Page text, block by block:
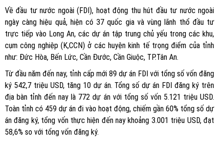
Về đầu tư nước ngoài (FDI), hoạt động thu hút đầu tư nước ngoài
ngày càng hiệu quả, hiện có 37 quốc gia và vùng lãnh thổ đầu tư
trực tiếp vào Long An, các dự án tập trung chủ yếu trong các khu,
cụm công nghiệp (K,CCN) ở các huyện kinh tế trọng điểm của tỉnh
như: Đức Hòa, Bến Lức, Cần Đước, Cần Giuộc, TP.Tân An.
Từ đầu năm đến nay, tỉnh cấp mới 89 dự án FDI với tổng số vốn đăng
ký 542,7 triệu USD, tăng 10 dự án. Tổng số dự án FDI đăng ký trên
địa bàn tỉnh đến nay là 772 dự án với tổng số vốn 5.121 triệu USD.
Toàn tỉnh có 459 dự án đi vào hoạt động, chiếm gần 60% tổng số dự
án đăng ký, tổng vốn thực hiện đến nay khoảng 3.001 triệu USD, đạt
58,6% so với tổng vốn đăng ký.